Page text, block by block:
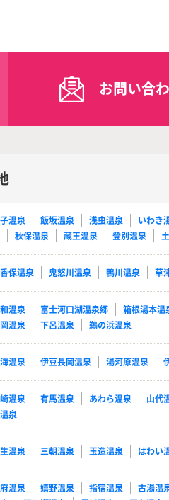
お問い合
温泉 飯坂温泉 浅虫温泉 いわき
秋保温泉 蔵王温泉 登別温泉
保温泉 鬼怒川温泉 鴨川温泉 草
温泉 富士河口湖温泉郷 箱根湯本温
温泉
下呂温泉 鵜の浜温泉
温泉 伊豆長岡温泉 湯河原温泉
温泉 有馬温泉 あわら温泉 山代
泉
温泉 三朝温泉 玉造温泉 はわい
温泉 嬉野温泉 指宿温泉 古湯温